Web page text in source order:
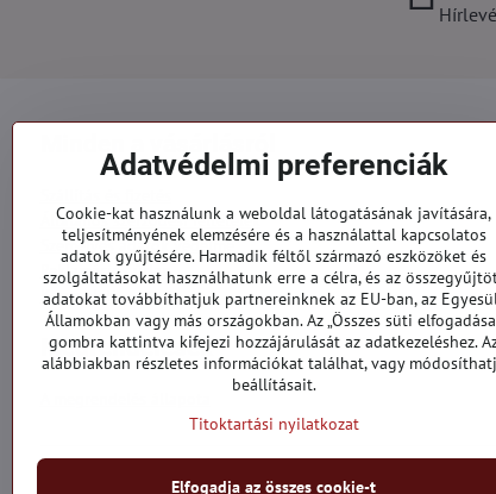
Általános szerződési feltételek
Személyes adatok védelme
Reklamációs űrlap
Kapcsolatt
Megrendelések
Adatvédelmi preferenciák
Cookie-kat használunk a weboldal látogatásának javítására,
teljesítményének elemzésére és a használattal kapcsolatos
adatok gyűjtésére. Harmadik féltől származó eszközöket és
szolgáltatásokat használhatunk erre a célra, és az
adatokat továbbíthatjuk partnereinknek az EU-ban, az
Államokban vagy más országokban. Az „Összes süti
gombra kattintva kifejezi hozzájárulását az adatkezeléshez.
alábbiakban részletes információkat találhat, vagy
beállításait.
Titoktartási nyilatkozat
Elfogadja az összes cookie-t